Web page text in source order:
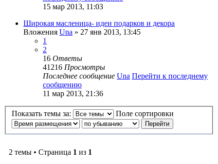
15 мар 2013, 11:03
Широкая масленица- идеи подарков и декора
Вложения Una » 27 янв 2013, 13:45
1
2
16 Ответы
41216 Просмотры
Последнее сообщение Una Перейти к последнему
сообщению
11 мар 2013, 21:36
Показать темы за: Поле сортировки
2 темы • Страница 1 из 1